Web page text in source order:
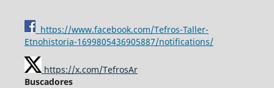
https://www.facebook.com/Tefros-Taller-
Etnohistoria-1699805436905887/notifications/
https://x.com/TefrosAr
Buscadores